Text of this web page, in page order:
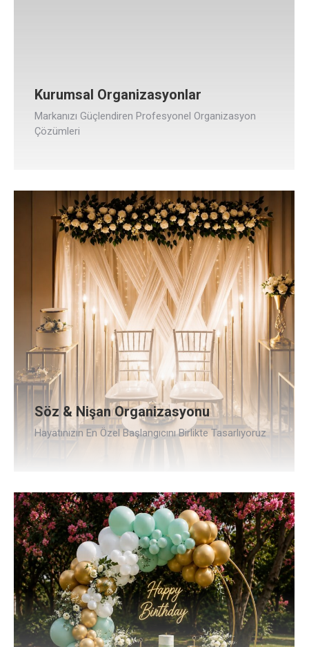
Kurumsal Organizasyonlar
Markanızı Güçlendiren Profesyonel Organizasyon
Çözümleri
Söz & Nişan Organizasyonu
Hayatınızın En Özel Başlangıcını Birlikte Tasarlıyoruz